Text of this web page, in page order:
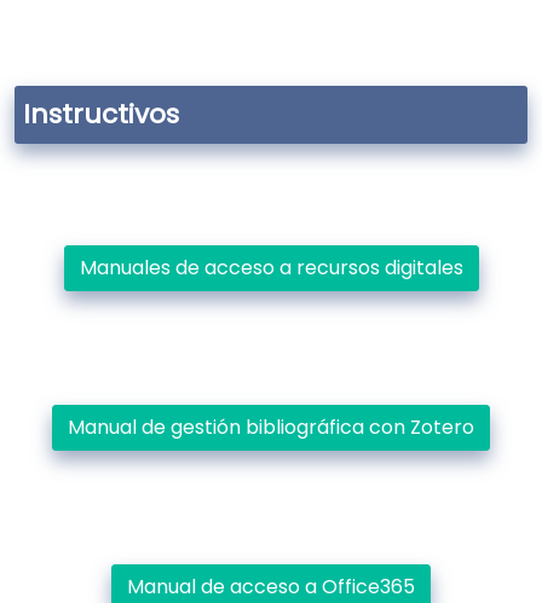
Instructivos
Manuales de acceso a recursos digitales
Manual de gestión bibliográfica con Zotero
Manual de acceso a Office365